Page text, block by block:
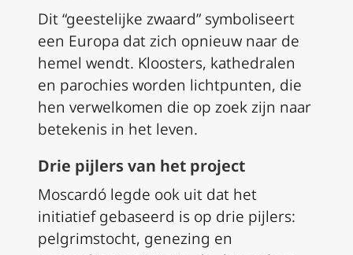
Dit “geestelijke zwaard” symboliseert
een Europa dat zich opnieuw naar de
hemel wendt. Kloosters, kathedralen
en parochies worden lichtpunten, die
hen verwelkomen die op zoek zijn naar
betekenis in het leven.
Drie pijlers van het project
Moscardó legde ook uit dat het
initiatief gebaseerd is op drie pijlers:
pelgrimstocht, genezing en